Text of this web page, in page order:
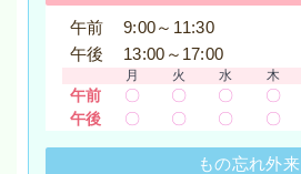
午前
9:00～11:30
午後
13:00～17:00
月 火 水 木
午前 〇 〇 〇 〇
午後
〇 〇 〇 〇
もの忘れ外来